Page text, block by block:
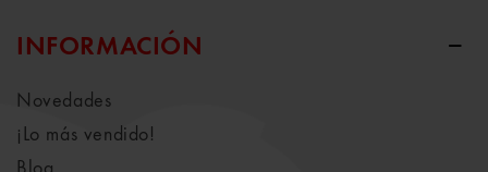
INFORMACIÓN
Novedades
¡Lo más vendido!